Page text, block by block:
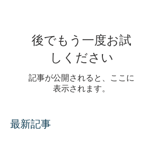
後でもう一度お試
しください
記事が公開されると、ここに
表示されます。
最新記事